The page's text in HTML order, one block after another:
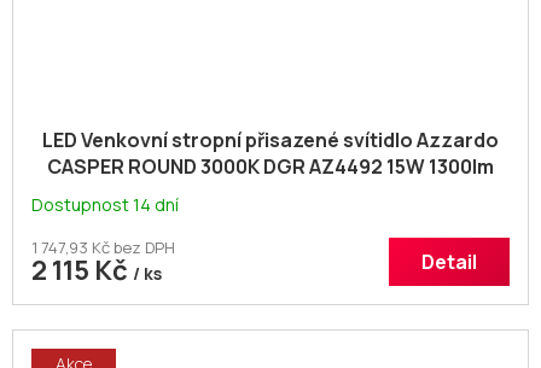
LED Venkovní stropní přisazené svítidlo Azzardo
CASPER ROUND 3000K DGR AZ4492 15W 1300lm
Dostupnost 14 dní
1 747,93 Kč bez DPH
2 115 Kč / ks Detail